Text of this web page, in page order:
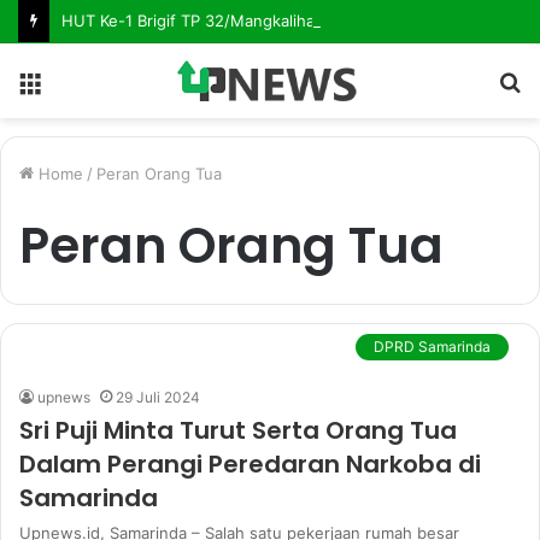
Home / Peran Orang Tua
Peran Orang Tua
DPRD Samarinda
upnews 29 Juli 2024
Sri Puji Minta Turut Serta Orang Tua
Dalam Perangi Peredaran Narkoba di
Samarinda
Upnews.id, Samarinda – Salah satu pekerjaan rumah besar